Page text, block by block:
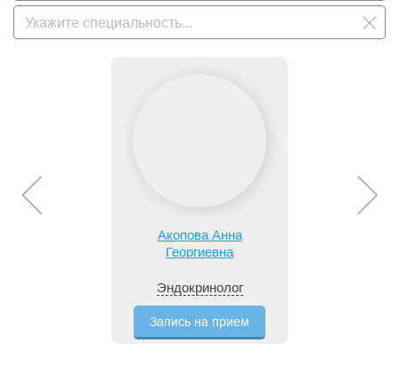
Акопова Анна
Георгиевна
Эндокринолог
Запись на прием